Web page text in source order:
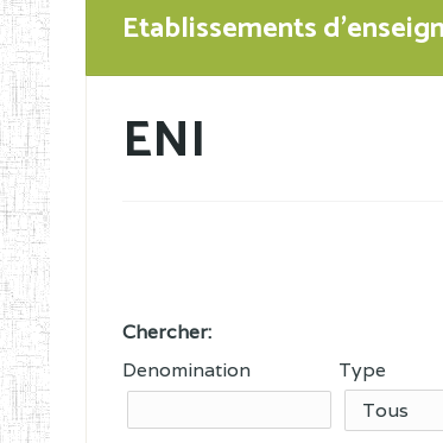
Etablissements
ENI
Chercher:
Denomination
Type